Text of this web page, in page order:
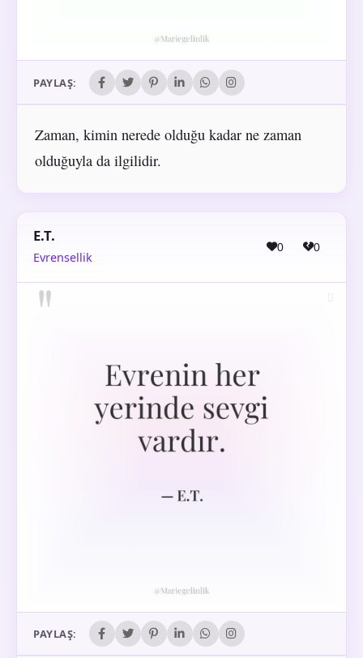
PAYLAŞ:
Zaman, kimin nerede olduğu kadar ne zaman
olduğuyla da ilgilidir.
E.T.
Evrensellik
0 0
PAYLAŞ: